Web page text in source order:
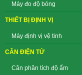
Máy đo độ bóng
THIẾT BỊ ĐỊNH VỊ
Máy định vị vệ tinh
CÂN ĐIỆN TỬ
Cân phân tích độ ẩm